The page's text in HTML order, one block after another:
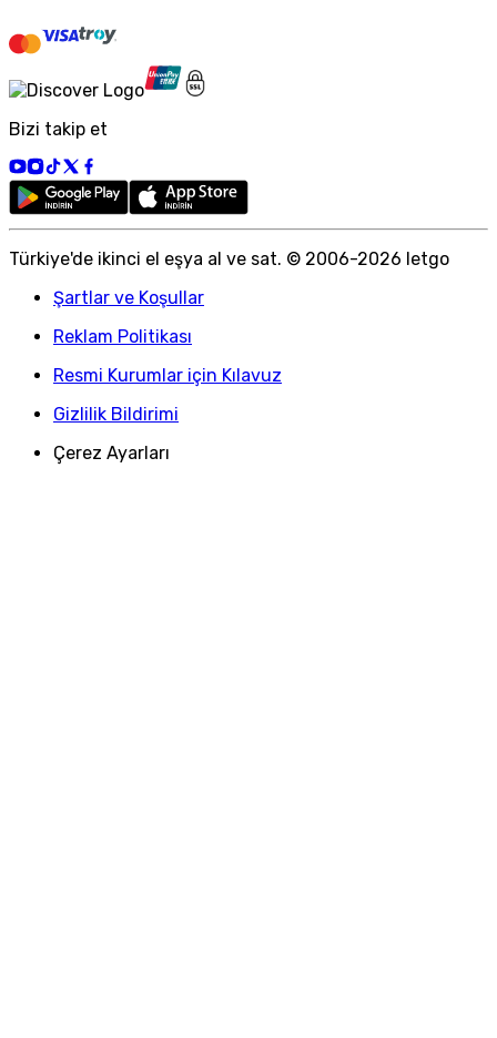
Bizi takip et
Türkiye'de ikinci el eşya al ve sat. © 2006-2026 letgo
Şartlar ve Koşullar
Reklam Politikası
Resmi Kurumlar için Kılavuz
Gizlilik Bildirimi
Çerez Ayarları